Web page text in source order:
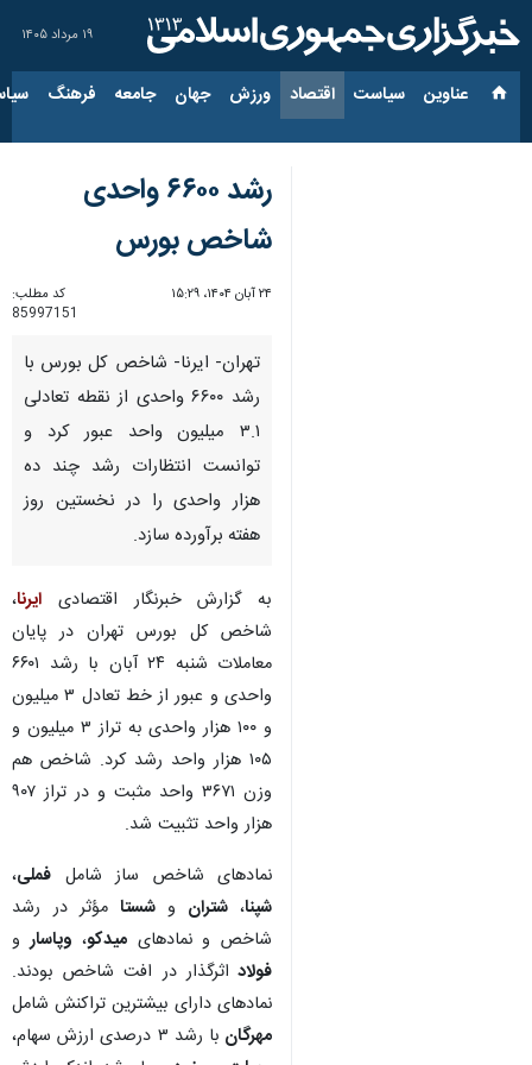
۱۹ مرداد ۱۴۰۵
عناوین‌ سیاست اقتصاد ورزش جهان جامعه فرهنگ
رشد ۶۶۰۰ واحدی
شاخص بورس
۲۴ آبان ۱۴۰۴، ۱۵:۲۹
کد مطلب:
85997151
تهران- ایرنا- شاخص کل بورس با
رشد ۶۶۰۰ واحدی از نقطه تعادلی
۳.۱ میلیون واحد عبور کرد و
توانست انتظارات رشد چند ده
هزار واحدی را در نخستین روز
هفته برآورده سازد.
به گزارش خبرنگار اقتصادی ایرنا،
شاخص کل بورس تهران در پایان
معاملات شنبه ۲۴ آبان با رشد ۶۶۰۱
واحدی و عبور از خط تعادل ۳ میلیون
و ۱۰۰ هزار واحدی به تراز ۳ میلیون و
۱۰۵ هزار واحد رشد کرد. شاخص هم
وزن ۳۶۷۱ واحد مثبت و در تراز ۹۰۷
هزار واحد تثبیت شد.
نمادهای شاخص ساز شامل فملی،
شپنا،شتران وشستا مؤثر در رشد
شاخص و نمادهای میدکو، وپاسار و
فولاد اثرگذار در افت شاخص بودند.
نمادهای دارای بیشترین تراکنش شامل
مهرگان با رشد ۳ درصدی ارزش سهام،